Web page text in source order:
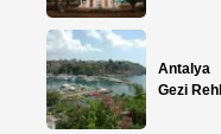
Antalya
Gezi